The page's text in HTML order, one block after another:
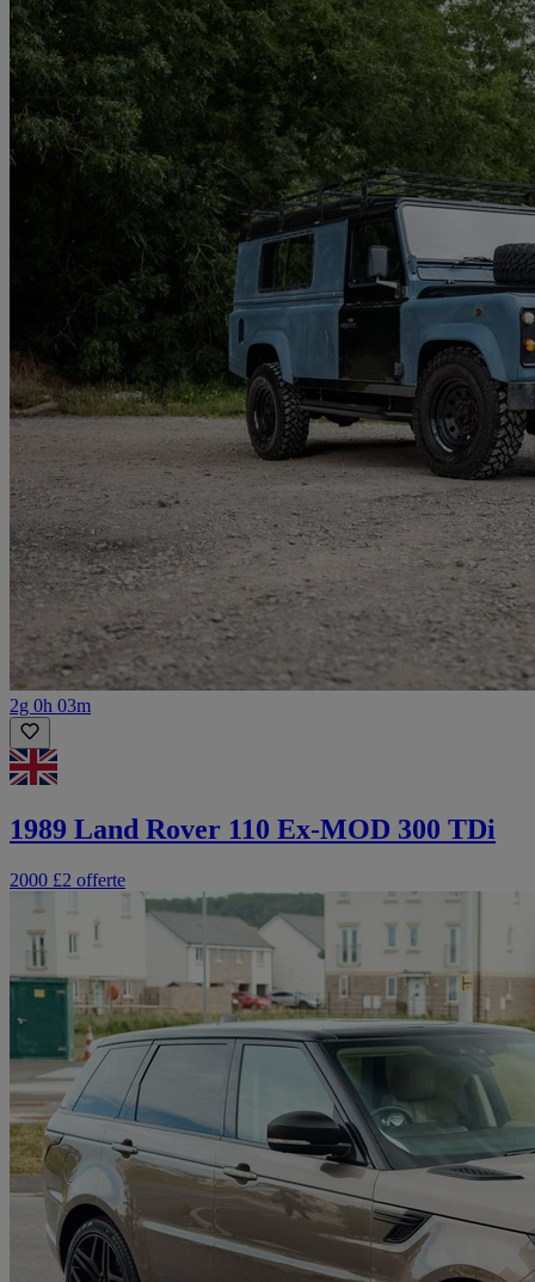
2g 0h 03m
1989 Land Rover 110 Ex-MOD 300 TDi
2000 £2 offerte